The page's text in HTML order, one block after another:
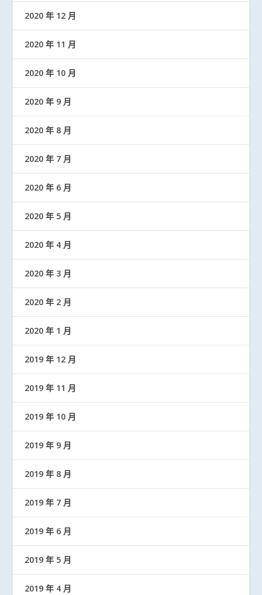
2020 年 12 月
2020 年 11 月
2020 年 10 月
2020 年 9 月
2020 年 8 月
2020 年 7 月
2020 年 6 月
2020 年 5 月
2020 年 4 月
2020 年 3 月
2020 年 2 月
2020 年 1 月
2019 年 12 月
2019 年 11 月
2019 年 10 月
2019 年 9 月
2019 年 8 月
2019 年 7 月
2019 年 6 月
2019 年 5 月
2019 年 4 月